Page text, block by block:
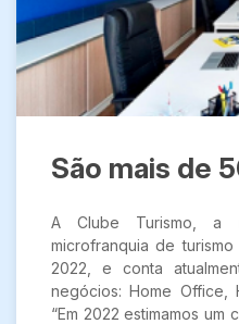
São mais de
A Clube Turismo, a
microfranquia de
2022, e conta
negócios: Home Office,
“Em 2022 estimamos um